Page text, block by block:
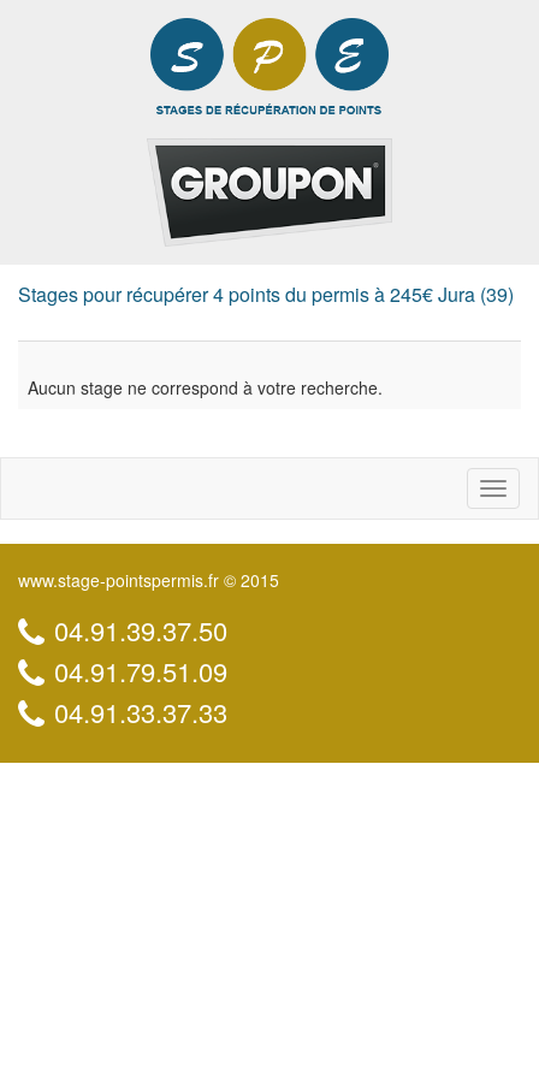
Stages pour récupérer 4 points du permis à 245€ Jura (39)
Aucun stage ne correspond à votre recherche.
www.stage-pointspermis.fr © 2015
04.91.39.37.50
04.91.79.51.09
04.91.33.37.33